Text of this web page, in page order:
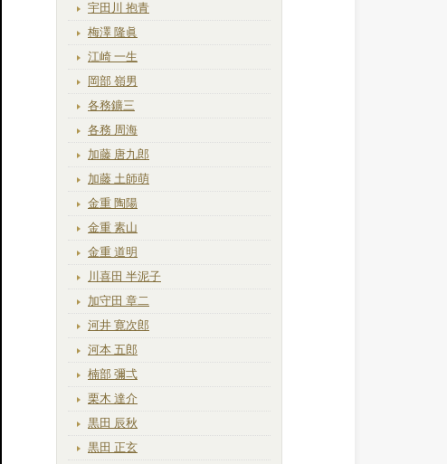
宇田川 抱青
梅澤 隆眞
江崎 一生
岡部 嶺男
各務鑛三
各務 周海
加藤 唐九郎
加藤 土師萌
金重 陶陽
金重 素山
金重 道明
川喜田 半泥子
加守田 章二
河井 寛次郎
河本 五郎
楠部 彌弌
栗木 達介
黒田 辰秋
黒田 正玄